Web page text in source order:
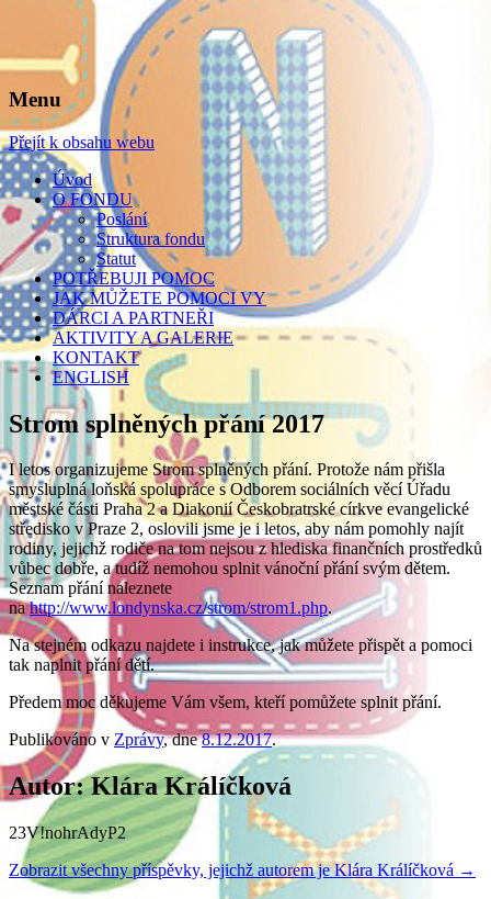
Nadační fond Základní školy Londýnská,
Praha 2
Menu
Přejít k obsahu webu
Úvod
O FONDU
Poslání
Struktura fondu
Statut
POTŘEBUJI POMOC
JAK MŮŽETE POMOCI VY
DÁRCI A PARTNEŘI
AKTIVITY A GALERIE
KONTAKT
ENGLISH
Strom splněných přání 2017
I letos organizujeme Strom splněných přání. Protože nám přišla
smysluplná loňská spolupráce s Odborem sociálních věcí Úřadu
městské části Praha 2 a Diakonií Českobratrské církve evangelické
středisko v Praze 2, oslovili jsme je i letos, aby nám pomohly najít
rodiny, jejichž rodiče na tom nejsou z hlediska finančních prostředků
vůbec dobře, a tudíž nemohou splnit vánoční přání svým dětem.
Seznam přání naleznete
nahttp://www.londynska.cz/strom/strom1.php.
Na stejném odkazu najdete i instrukce, jak můžete přispět a pomoci
tak naplnit přání dětí.
Předem moc děkujeme Vám všem, kteří pomůžete splnit přání.
Publikováno v Zprávy, dne8.12.2017.
Autor: Klára Králíčková
23V!nohrAdyP2
Zobrazit všechny příspěvky, jejichž autorem je Klára Králíčková →